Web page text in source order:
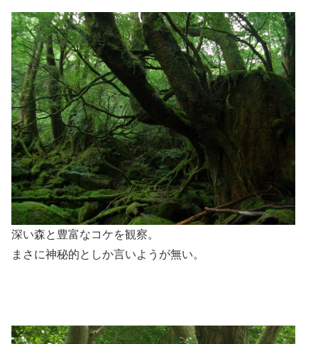
深い森と豊富なコケを観察。
まさに神秘的としか言いようが無い。